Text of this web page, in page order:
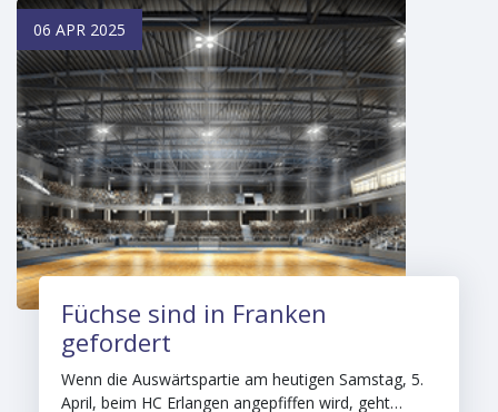
06 APR 2025
Füchse sind in Franken
gefordert
Wenn die Auswärtspartie am heutigen Samstag, 5.
April, beim HC Erlangen angepfiffen wird, geht…